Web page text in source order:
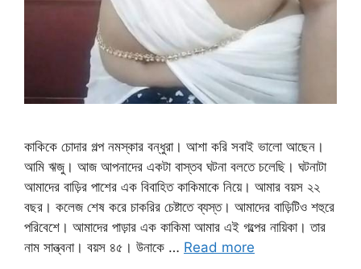
কাকিকে চোদার গল্প নমস্কার বন্ধুরা। আশা করি সবাই ভালো আছেন।
আমি ঋজু। আজ আপনাদের একটা বাস্তব ঘটনা বলতে চলেছি। ঘটনাটা
আমাদের বাড়ির পাশের এক বিবাহিত কাকিমাকে নিয়ে। আমার বয়স ২২
বছর। কলেজ শেষ করে চাকরির চেষ্টাতে ব্যস্ত। আমাদের বাড়িটিও শহুরে
পরিবেশে। আমাদের পাড়ার এক কাকিমা আমার এই গল্পের নায়িকা। তার
নাম সান্ত্বনা। বয়স ৪৫। উনাকে … Read more